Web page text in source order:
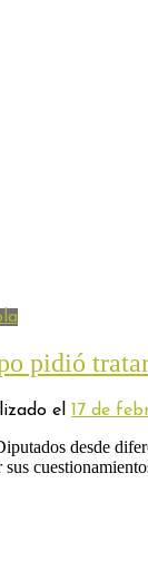
pidió
el 17 de
desde